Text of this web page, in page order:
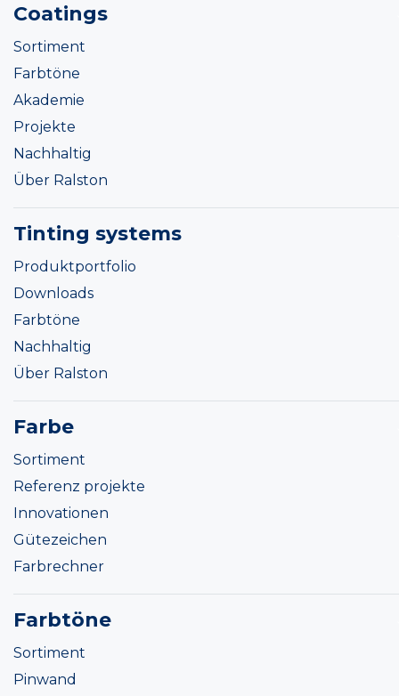
Coatings
Sortiment
Farbtöne
Akademie
Projekte
Nachhaltig
Über Ralston
Tinting systems
Produktportfolio
Downloads
Farbtöne
Nachhaltig
Über Ralston
Farbe
Sortiment
Referenz projekte
Innovationen
Gütezeichen
Farbrechner
Farbtöne
Sortiment
Pinwand